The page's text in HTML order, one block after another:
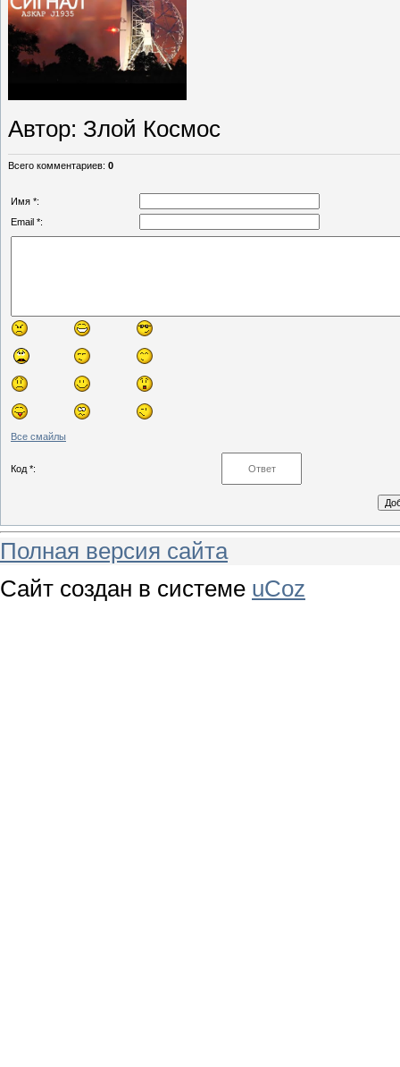
Автор: Злой Космос
Всего комментариев: 0
Имя *:
Email *:
Все смайлы
Код *:
Полная версия сайта
Сайт создан в системе uCoz